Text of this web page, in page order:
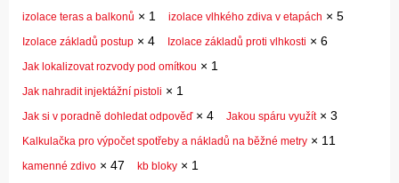
izolace teras a balkonů × 1 izolace vlhkého zdiva v etapách × 5
Izolace základů postup × 4 Izolace základů proti vlhkosti × 6
Jak lokalizovat rozvody pod omítkou × 1
Jak nahradit injektážní pistoli × 1
Jak si v poradně dohledat odpověď× 4 Jakou spáru využít× 3
Kalkulačka pro výpočet spotřeby a nákladů na běžné metry × 11
kamenné zdivo × 47 kb bloky × 1